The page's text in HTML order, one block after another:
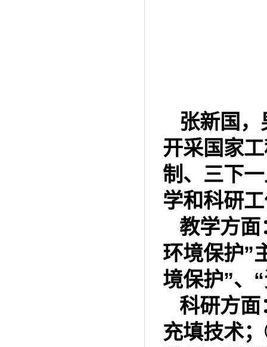
张新国
开采国家
制、三下
学和科研
教学方面
环境保护”
境保护”、 “
科研方面
充填技术；